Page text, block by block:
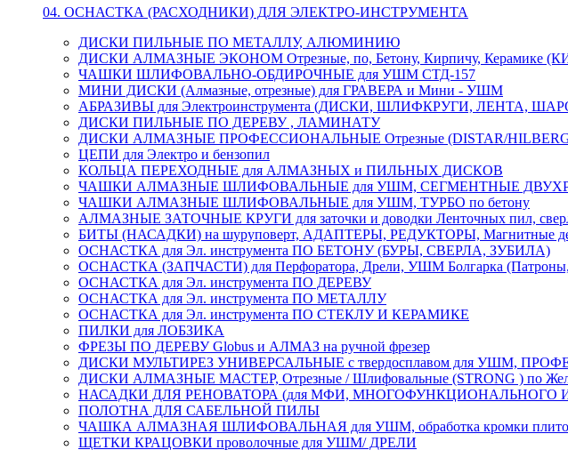
04. ОСНАСТКА (РАСХОДНИКИ) ДЛЯ ЭЛЕКТРО-ИНСТРУМЕНТА
ДИСКИ ПИЛЬНЫЕ ПО МЕТАЛЛУ, АЛЮМИНИЮ
ДИСКИ АЛМАЗНЫЕ ЭКОНОМ Отрезные, по, Бетону, Кирпичу, Керамике
ЧАШКИ ШЛИФОВАЛЬНО-ОБДИРОЧНЫЕ для УШМ СТД-157
МИНИ ДИСКИ (Алмазные, отрезные) для ГРАВЕРА и Мини - УШМ
АБРАЗИВЫ для Электроинструмента (ДИСКИ, ШЛИФКРУГИ, ЛЕНТА,
ДИСКИ ПИЛЬНЫЕ ПО ДЕРЕВУ , ЛАМИНАТУ
ДИСКИ АЛМАЗНЫЕ ПРОФЕССИОНАЛЬНЫЕ Отрезные (DISTAR/HILBERG/
ЦЕПИ для Электро и бензопил
КОЛЬЦА ПЕРЕХОДНЫЕ для АЛМАЗНЫХ и ПИЛЬНЫХ ДИСКОВ
ЧАШКИ АЛМАЗНЫЕ ШЛИФОВАЛЬНЫЕ для УШМ, СЕГМЕНТНЫЕ
ЧАШКИ АЛМАЗНЫЕ ШЛИФОВАЛЬНЫЕ для УШМ, ТУРБО по бетону
АЛМАЗНЫЕ ЗАТОЧНЫЕ КРУГИ для заточки и доводки Ленточных пил, сверл,
БИТЫ (НАСАДКИ) на шуруповерт, АДАПТЕРЫ, РЕДУКТОРЫ, Магнитные
ОСНАСТКА для Эл. инструмента ПО БЕТОНУ (БУРЫ, СВЕРЛА, ЗУБИЛА)
ОСНАСТКА (ЗАПЧАСТИ) для Перфоратора, Дрели, УШМ Болгарка
ОСНАСТКА для Эл. инструмента ПО ДЕРЕВУ
ОСНАСТКА для Эл. инструмента ПО МЕТАЛЛУ
ОСНАСТКА для Эл. инструмента ПО СТЕКЛУ И КЕРАМИКЕ
ПИЛКИ для ЛОБЗИКА
ФРЕЗЫ ПО ДЕРЕВУ Globus и АЛМАЗ на ручной фрезер
ДИСКИ МУЛЬТИРЕЗ УНИВЕРСАЛЬНЫЕ с твердосплавом для УШМ,
ДИСКИ АЛМАЗНЫЕ МАСТЕР, Отрезные / Шлифовальные (STRONG ) по
НАСАДКИ ДЛЯ РЕНОВАТОРА (для МФИ, МНОГОФУНКЦИОНАЛЬНОГО
ПОЛОТНА ДЛЯ САБЕЛЬНОЙ ПИЛЫ
ЧАШКА АЛМАЗНАЯ ШЛИФОВАЛЬНАЯ для УШМ, обработка кромки плиток под
ЩЕТКИ КРАЦОВКИ проволочные для УШМ/ ДРЕЛИ